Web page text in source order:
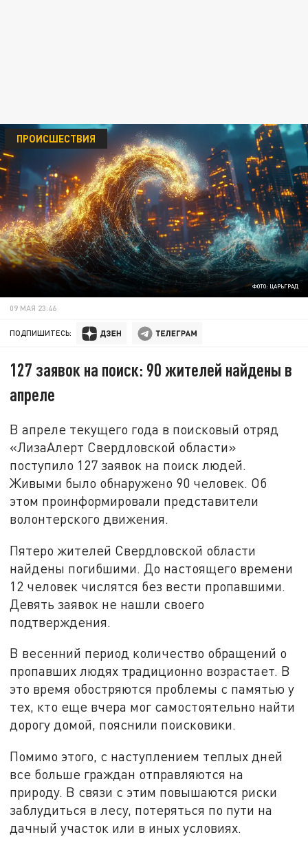
ФОТО: ЦАРЬГРАД
ПРОИСШЕСТВИЯ
09 МАЯ 23:46
ПОДПИШИТЕСЬ:
127 заявок на поиск: 90 жителей найдены в
апреле
В апреле текущего года в поисковый отряд
«ЛизаАлерт Свердловской области»
поступило 127 заявок на поиск людей.
Живыми было обнаружено 90 человек. Об
этом проинформировали представители
волонтерского движения.
Пятеро жителей Свердловской области
найдены погибшими. До настоящего времени
12 человек числятся без вести пропавшими.
Девять заявок не нашли своего
подтверждения.
В весенний период количество обращений о
пропавших людях традиционно возрастает. В
это время обостряются проблемы с памятью у
тех, кто еще вчера мог самостоятельно найти
дорогу домой, пояснили поисковики.
Помимо этого, с наступлением теплых дней
все больше граждан отправляются на
природу. В связи с этим повышаются риски
заблудиться в лесу, потеряться по пути на
дачный участок или в иных условиях.